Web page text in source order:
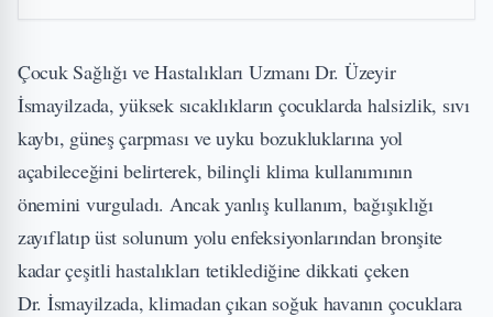
Çocuk Sağlığı ve Hastalıkları Uzmanı Dr. Üzeyir
İsmayilzada, yüksek sıcaklıkların çocuklarda halsizlik, sıvı
kaybı, güneş çarpması ve uyku bozukluklarına yol
açabileceğini belirterek, bilinçli klima kullanımının
önemini vurguladı. Ancak yanlış kullanım, bağışıklığı
zayıflatıp üst solunum yolu enfeksiyonlarından bronşite
kadar çeşitli hastalıkları tetiklediğine dikkati çeken
Dr. İsmayilzada, klimadan çıkan soğuk havanın çocuklara